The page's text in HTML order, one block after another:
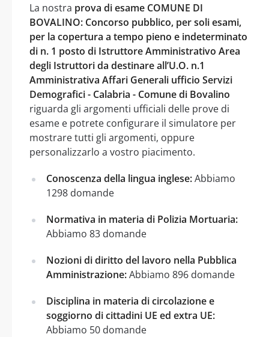
La nostra prova di esame COMUNE DI
BOVALINO: Concorso pubblico, per soli esami,
per la copertura a tempo pieno e indeterminato
di n. 1 posto di Istruttore Amministrativo Area
degli Istruttori da destinare all’U.O. n.1
Amministrativa Affari Generali ufficio Servizi
Demografici - Calabria - Comune di Bovalino
riguarda gli argomenti ufficiali delle prove di
esame e potrete configurare il simulatore per
mostrare tutti gli argomenti, oppure
personalizzarlo a vostro piacimento.
Conoscenza della lingua inglese:Abbiamo
1298 domande
Normativa in materia di Polizia Mortuaria:
Abbiamo 83 domande
Nozioni di diritto del lavoro nella Pubblica
Amministrazione:Abbiamo 896 domande
Disciplina in materia di circolazione e
soggiorno di cittadini UE ed extra UE:
Abbiamo 50 domande